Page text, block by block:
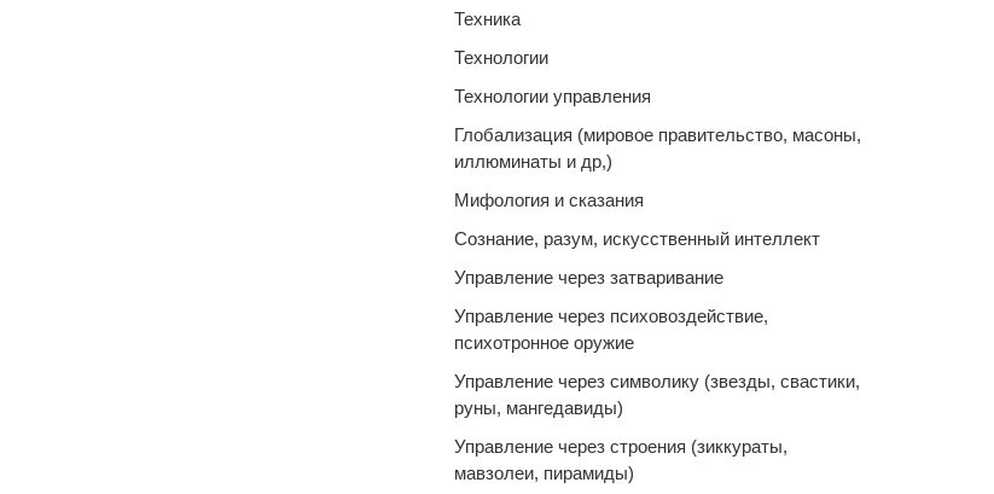
Техника
Технологии
Технологии управления
Глобализация (мировое правительство, масоны,
иллюминаты и др,)
Мифология и сказания
Сознание, разум, искусственный интеллект
Управление через затваривание
Управление через психовоздействие,
психотронное оружие
Управление через символику (звезды, свастики,
руны, мангедавиды)
Управление через строения (зиккураты,
мавзолеи, пирамиды)